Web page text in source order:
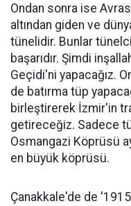
Ondan sonra ise
altından giden ve
tünelidir. Bunlar
başarıdır. Şimdi
Geçidi'ni yapacağız.
de batırma tüp
birleştirerek İzmir'in
getireceğiz. Sadece
Osmangazi Köprüsü
en büyük köprüsü.
Çanakkale'de de